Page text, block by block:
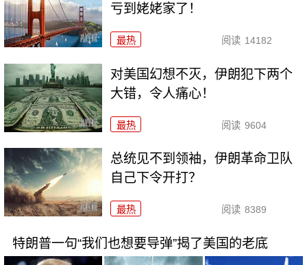
亏到姥姥家了！
最热 阅读 14182
对美国幻想不灭，伊朗犯下两个
大错，令人痛心！
最热 阅读 9604
总统见不到领袖，伊朗革命卫队
自己下令开打？
最热 阅读 8389
特朗普一句“我们也想要导弹”揭了美国的老底